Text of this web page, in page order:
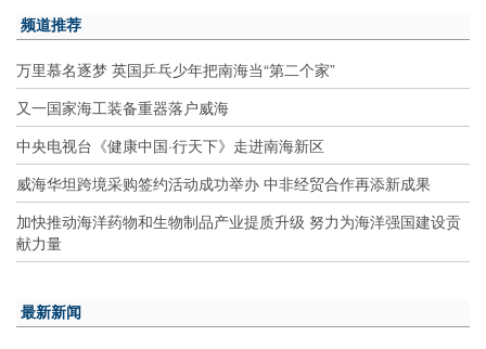
频道推荐
万里慕名逐梦 英国乒乓少年把南海当“第二个家”
又一国家海工装备重器落户威海
中央电视台《健康中国·行天下》走进南海新区
威海华坦跨境采购签约活动成功举办 中非经贸合作再添新成果
加快推动海洋药物和生物制品产业提质升级 努力为海洋强国建设贡
献力量
最新新闻